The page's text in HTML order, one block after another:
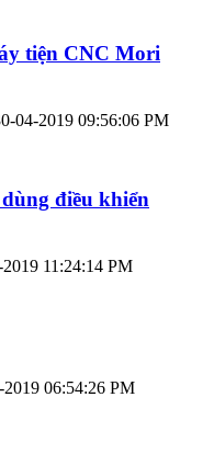
tiện CNC Mori
04-2019 09:56:06 PM
điều khiển
2019 11:24:14 PM
06:54:26 PM